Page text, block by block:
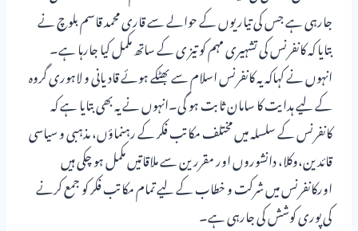
جارہی ہے جس کی تیاریوں کے حوالے سے قاری محمد قاسم بلوچ نے
بتایا کہ کانفرنس کی تشہیری مہم کو تیز ی کے ساتھ مکمل کیا جارہا ہے۔
انہوں نے کہاکہ یہ کانفرنس اسلام سے بھٹکے ہوئے قادیانی و لاہوری گروہ
کے لیے ہدایت کا سامان ثابت ہو گی۔انہوں نے یہ بھی بتایا ہے کہ
کانفرنس کے سلسلہ میں مختلف مکاتب فکر کے رہنماؤں، مذہبی و سیاسی
قائدین،وکلا، دانشوروں اور مقررین سے ملاقاتیں مکمل ہو چکی ہیں
اورکانفرنس میں شرکت و خطاب کے لیے تمام مکاتب فکر کو جمع کرنے
کی پوری کوشش کی جارہی ہے۔